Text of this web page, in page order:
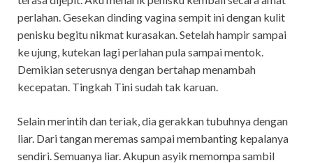
perlahan. Gesekan dinding vagina sempit ini dengan kulit
penisku begitu nikmat kurasakan. Setelah hampir sampai
ke ujung, kutekan lagi perlahan pula sampai mentok.
Demikian seterusnya dengan bertahap menambah
kecepatan. Tingkah Tini sudah tak karuan.
Selain merintih dan teriak, dia gerakkan tubuhnya dengan
liar. Dari tangan meremas sampai membanting kepalanya
sendiri. Semuanya liar. Akupun asyik memompa sambil